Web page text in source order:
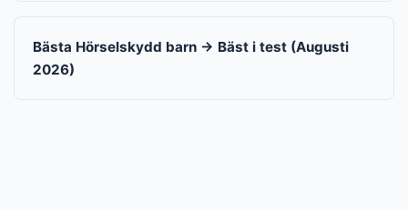
Bästa Hörselskydd barn → Bäst i test (Augusti
2026)